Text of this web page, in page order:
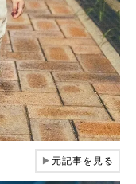
▶元記事を見る